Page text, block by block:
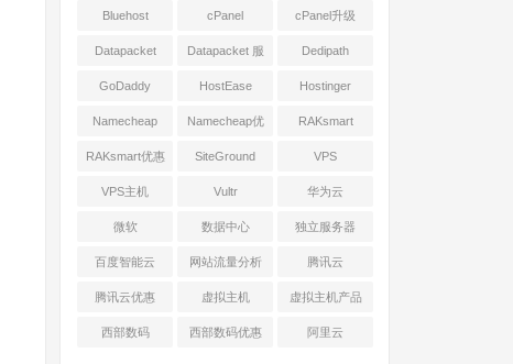
Bluehost cPanel cPanel升级
Datapacket Datapacket 服
务器
Dedipath
GoDaddy HostEase Hostinger
Namecheap Namecheap优
惠
RAKsmart
RAKsmart优惠 SiteGround VPS
VPS主机 Vultr 华为云
微软 数据中心 独立服务器
百度智能云 网站流量分析 腾讯云
腾讯云优惠 虚拟主机 虚拟主机产品
对比
西部数码 西部数码优惠 阿里云